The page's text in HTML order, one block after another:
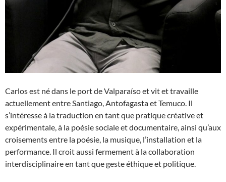
Carlos est né dans le port de Valparaíso et vit et travaille
actuellement entre Santiago, Antofagasta et Temuco. Il
s’intéresse à la traduction en tant que pratique créative et
expérimentale, à la poésie sociale et documentaire, ainsi qu’aux
croisements entre la poésie, la musique, l’installation et la
performance. Il croit aussi fermement à la collaboration
interdisciplinaire en tant que geste éthique et politique.